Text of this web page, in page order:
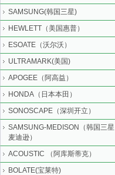
SAMSUNG(韩国三星)
HEWLETT（美国惠普）
ESOATE（沃尔沃）
ULTRAMARK(美国)
APOGEE（阿高益）
HONDA（日本本田）
SONOSCAPE（深圳开立）
SAMSUNG-MEDISON（韩国三星
麦迪逊）
ACOUSTIC （阿库斯蒂克）
BOLATE(宝莱特)